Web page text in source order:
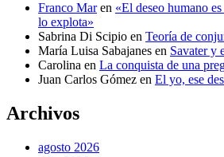
Franco Maren «El deseo humano
lo explota»
Sabrina Di Scipio en Teoría de
María Luisa Sabajanes en Savater y
Carolina en La conquista de una
Juan Carlos Gómez en El yo, ese
Archivos
agosto 2026